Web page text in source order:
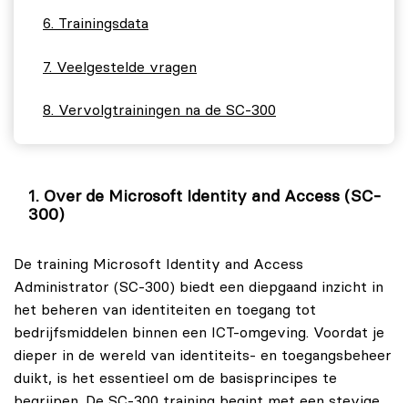
Trainingsdata
Veelgestelde vragen
Vervolgtrainingen na de SC-300
Over de Microsoft Identity and Access (SC-
300)
De training Microsoft Identity and Access
Administrator (SC-300) biedt een diepgaand inzicht in
het beheren van identiteiten en toegang tot
bedrijfsmiddelen binnen een ICT-omgeving. Voordat je
dieper in de wereld van identiteits- en toegangsbeheer
duikt, is het essentieel om de basisprincipes te